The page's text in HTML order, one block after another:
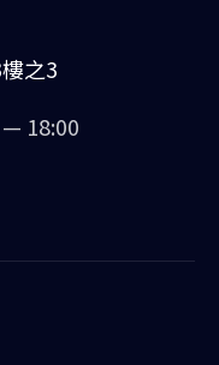
之3
18:00